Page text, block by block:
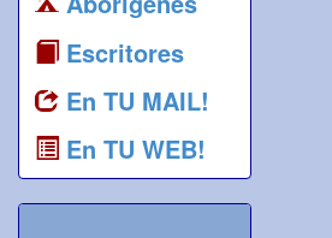
Escritores
En TU MAIL!
En TU WEB!